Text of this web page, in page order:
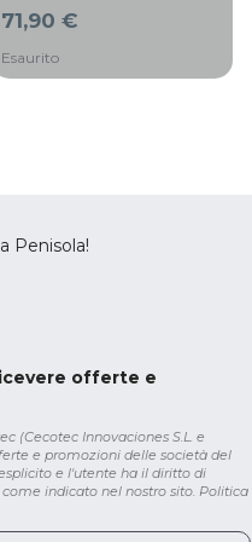
71,90 €
Esaurito
Penisola!
offerte e
(Cecotec Innovaciones S.L. e
e promozioni delle società del
e l'utente ha il diritto di
indicato nel nostro sito. Politica